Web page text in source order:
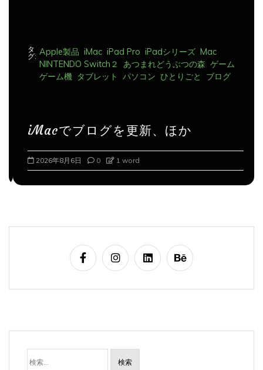
タ
グ:
Apple製品 iMac iPad Pro iPadシリーズ
Mac
NINTENDO Switch２
あつまれどうぶつの森
ゲーム
ゲーム機
タブレット パソコン ひとりごと ブログ
iMacでブログを更新、ほか
2026年8月6日 0 1 word
検
索: